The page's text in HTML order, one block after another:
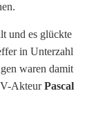
und es glückte
in Unterzahl
waren damit
AkteurPascal